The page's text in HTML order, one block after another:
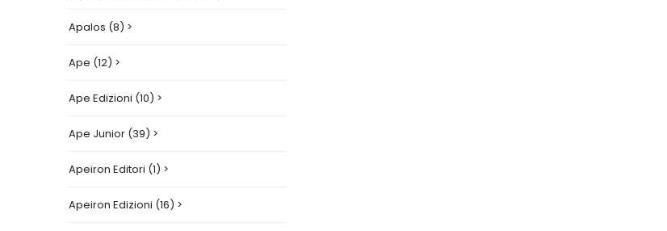
Apalos (8) >
Ape (12) >
Ape Edizioni (10) >
Ape Junior (39) >
Apeiron Editori (1) >
Apeiron Edizioni (16) >